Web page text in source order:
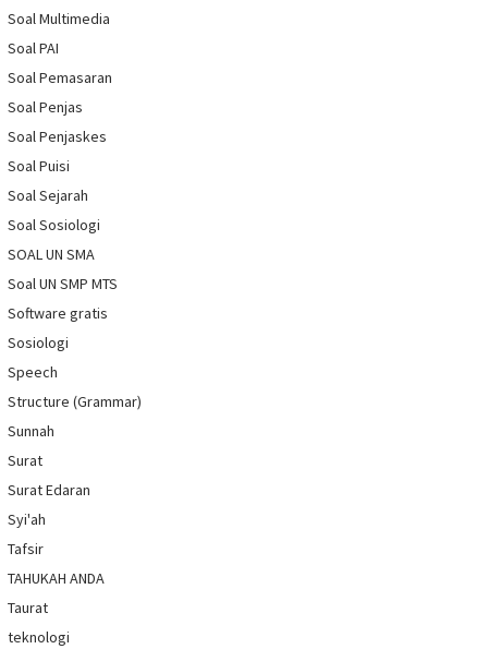
Soal Multimedia
Soal PAI
Soal Pemasaran
Soal Penjas
Soal Penjaskes
Soal Puisi
Soal Sejarah
Soal Sosiologi
SOAL UN SMA
Soal UN SMP MTS
Software gratis
Sosiologi
Speech
Structure (Grammar)
Sunnah
Surat
Surat Edaran
Syi'ah
Tafsir
TAHUKAH ANDA
Taurat
teknologi